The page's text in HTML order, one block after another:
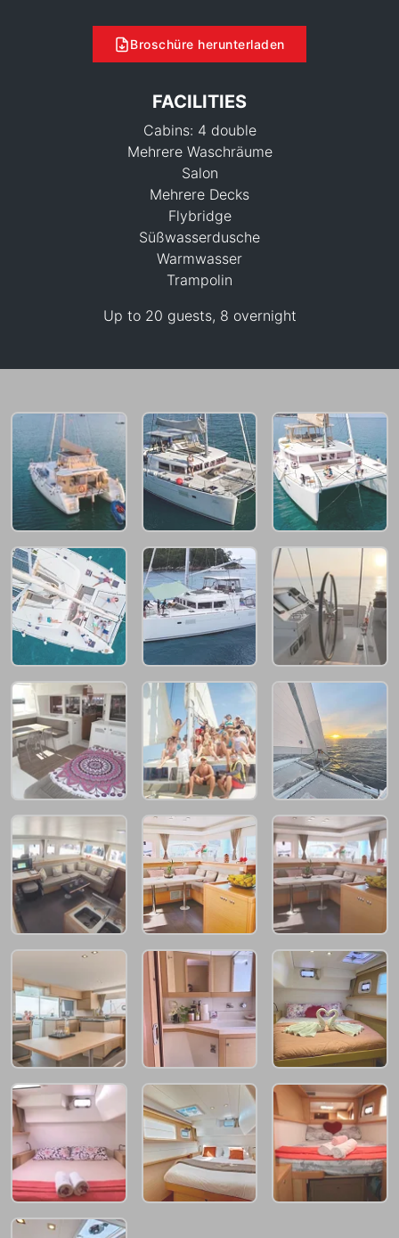
Broschüre herunterladen
FACILITIES
Cabins: 4 double
Mehrere Waschräume
Salon
Mehrere Decks
Flybridge
Süßwasserdusche
Warmwasser
Trampolin
Up to 20 guests, 8 overnight